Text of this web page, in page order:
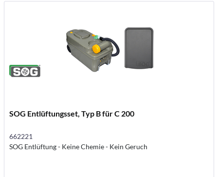
SOG Entlüftungsset, Typ B für C 200
662221
SOG Entlüftung - Keine Chemie - Kein Geruch